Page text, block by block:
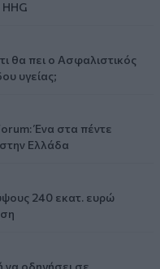
θα πει ο Ασφαλιστικός
υγείας;
Ένα στα πέντε
Ελλάδα
240 εκατ. ευρώ